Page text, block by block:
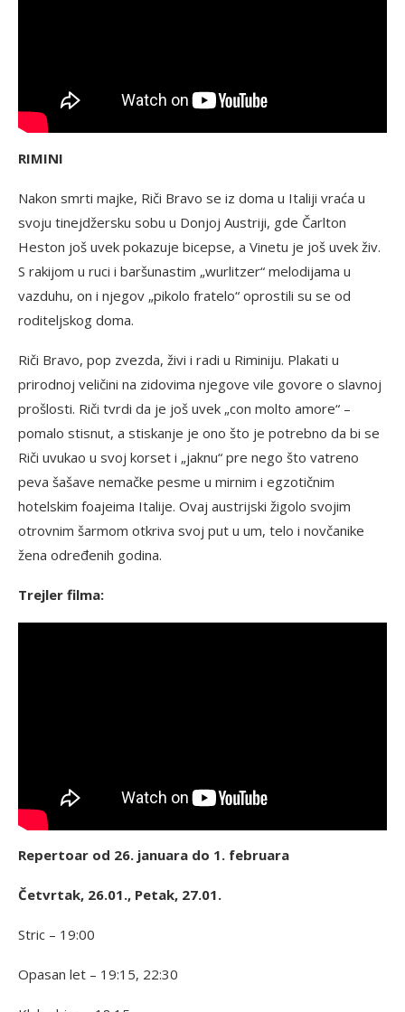
RIMINI
Nakon smrti majke, Riči Bravo se iz doma u Italiji vraća u
svoju tinejdžersku sobu u Donjoj Austriji, gde Čarlton
Heston još uvek pokazuje bicepse, a Vinetu je još uvek živ.
S rakijom u ruci i baršunastim „wurlitzer“ melodijama u
vazduhu, on i njegov „pikolo fratelo“ oprostili su se od
roditeljskog doma.
Riči Bravo, pop zvezda, živi i radi u Riminiju. Plakati u
prirodnoj veličini na zidovima njegove vile govore o slavnoj
prošlosti. Riči tvrdi da je još uvek „con molto amore“ –
pomalo stisnut, a stiskanje je ono što je potrebno da bi se
Riči uvukao u svoj korset i „jaknu“ pre nego što vatreno
peva šašave nemačke pesme u mirnim i egzotičnim
hotelskim foajeima Italije. Ovaj austrijski žigolo svojim
otrovnim šarmom otkriva svoj put u um, telo i novčanike
žena određenih godina.
Trejler filma:
Repertoar od 26. januara do 1. februara
Četvrtak, 26.01., Petak, 27.01.
Stric – 19:00
Opasan let – 19:15, 22:30